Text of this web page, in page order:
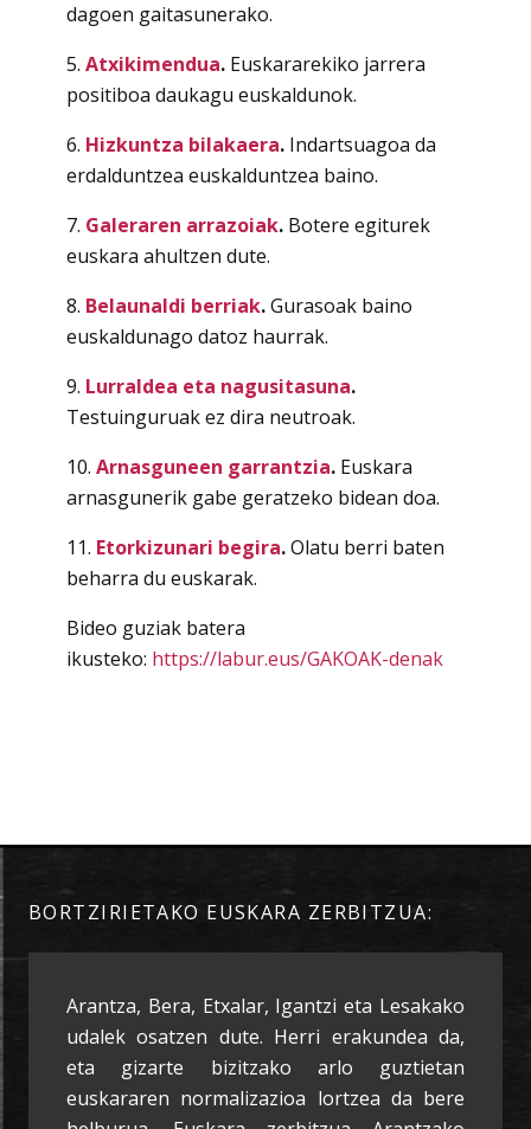
dagoen gaitasunerako.
5. Atxikimendua. Euskararekiko jarrera
positiboa daukagu euskaldunok.
6. Hizkuntza bilakaera. Indartsuagoa da
erdalduntzea euskalduntzea baino.
7. Galeraren arrazoiak. Botere egiturek
euskara ahultzen dute.
8. Belaunaldi berriak.Gurasoak baino
euskaldunago datoz haurrak.
9. Lurraldea eta nagusitasuna.
Testuinguruak ez dira neutroak.
10. Arnasguneen garrantzia. Euskara
arnasgunerik gabe geratzeko bidean doa.
11. Etorkizunari begira.Olatu berri baten
beharra du euskarak.
Bideo guziak batera
ikusteko: https://labur.eus/GAKOAK-denak
BORTZIRIETAKO EUSKARA ZERBITZUA:
Arantza, Bera, Etxalar, Igantzi eta Lesakako
udalek osatzen dute. Herri erakundea da,
eta gizarte bizitzako arlo guztietan
euskararen normalizazioa lortzea da bere